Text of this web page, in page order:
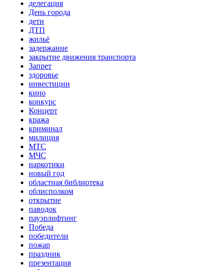
делегация
День города
дети
ДТП
жильё
задержание
закрытие движения транспорта
Запрет
здоровье
инвестиции
кино
конкурс
Концерт
кража
криминал
милиция
МТС
МЧС
наркотики
новый год
областная библиотека
облисполком
открытие
паводок
пауэрлифтинг
Победа
победители
пожар
праздник
презентация